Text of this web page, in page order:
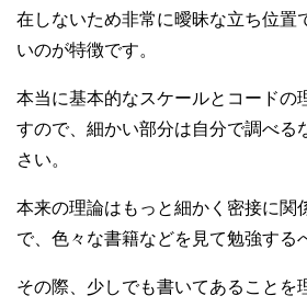
在しないため非常に曖昧な立ち位置
いのが特徴です。
本当に基本的なスケールとコードの
すので、細かい部分は自分で調べる
さい。
本来の理論はもっと細かく密接に関
で、色々な書籍などを見て勉強する
その際、少しでも書いてあることを